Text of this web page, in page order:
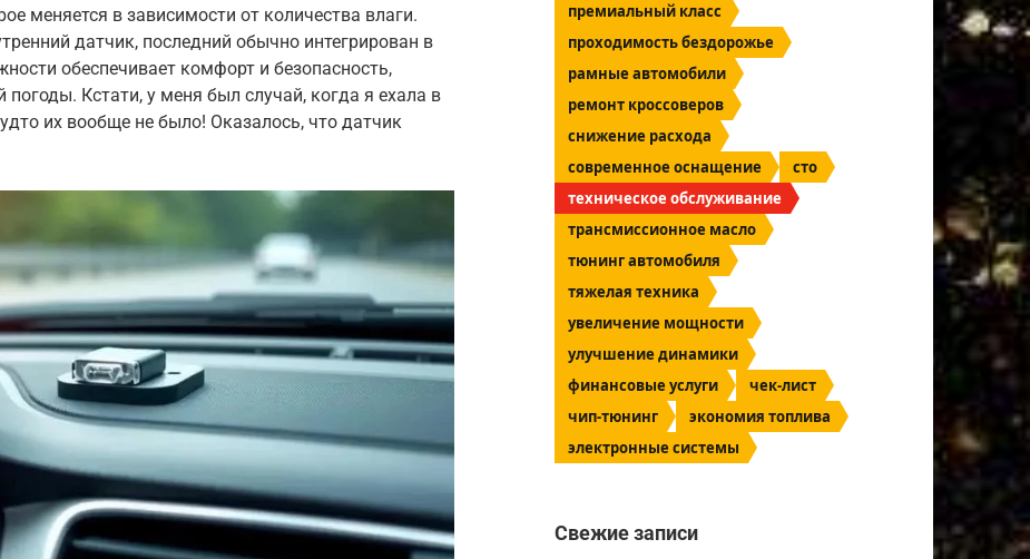
меняется в зависимости от количества влаги.
датчик, последний обычно интегрирован в
обеспечивает комфорт и безопасность,
погоды. Кстати, у меня был случай, когда я ехала в
их вообще не было! Оказалось, что датчик
премиальный класс
проходимость бездорожье
рамные автомобили
ремонт кроссоверов
снижение расхода
современное оснащение
сто
техническое обслуживание
трансмиссионное масло
тюнинг автомобиля
тяжелая техника
увеличение мощности
улучшение динамики
финансовые услуги
чек-лист
чип-тюнинг
экономия топлива
электронные системы
Свежие записи